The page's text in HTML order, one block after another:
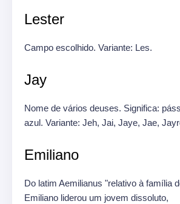
Lester
Campo escolhido. Variante: Les.
Jay
Nome de vários deuses. Significa:
azul. Variante: Jeh, Jai, Jaye, Jae,
Emiliano
Do latim Aemilianus "relativo à família
Emiliano liderou um jovem dissoluto,